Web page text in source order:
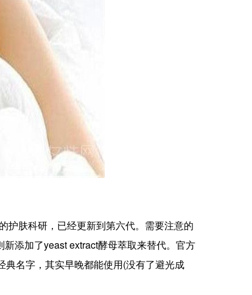
护肤科研，已经更新到第六代。需要注意的
添加了yeast extract酵母萃取来替代。官方
典名字，其实早晚都能使用(没有了避光成